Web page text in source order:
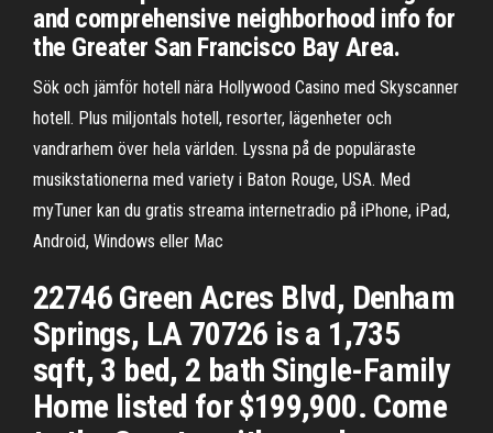
and comprehensive neighborhood info for
the Greater San Francisco Bay Area.
Sök och jämför hotell nära Hollywood Casino med Skyscanner
hotell. Plus miljontals hotell, resorter, lägenheter och
vandrarhem över hela världen. Lyssna på de populäraste
musikstationerna med variety i Baton Rouge, USA. Med
myTuner kan du gratis streama internetradio på iPhone, iPad,
Android, Windows eller Mac
22746 Green Acres Blvd, Denham
Springs, LA 70726 is a 1,735
sqft, 3 bed, 2 bath Single-Family
Home listed for $199,900. Come